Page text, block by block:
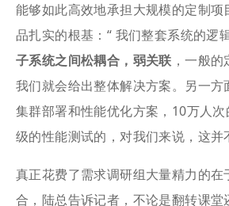
能够如此高效地承担大规模的定制项
品扎实的根基：“ 我们整套系统的逻
子系统之间松耦合，弱关联 ，一般
我们就会给出整体解决方案。另一方
集群部署和性能优化方案，10万人
级的性能测试的，对我们来说，这并
真正花费了需求调研组大量精力的在
合，陆总告诉记者，不论是翻转课堂